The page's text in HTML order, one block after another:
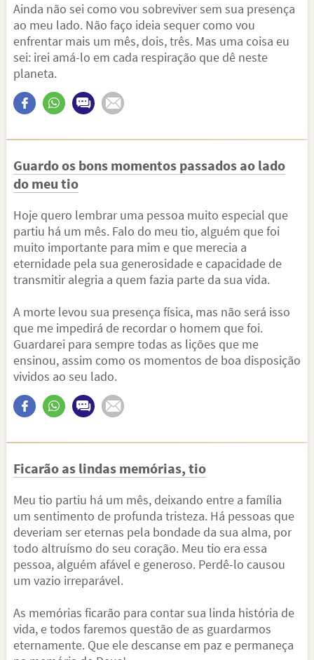
Ainda não sei como vou sobreviver sem sua presença
ao meu lado. Não faço ideia sequer como vou
enfrentar mais um mês, dois, três. Mas uma coisa eu
sei: irei amá-lo em cada respiração que dê neste
planeta.
Guardo os bons momentos passados ao lado
do meu tio
Hoje quero lembrar uma pessoa muito especial que
partiu há um mês. Falo do meu tio, alguém que foi
muito importante para mim e que merecia a
eternidade pela sua generosidade e capacidade de
transmitir alegria a quem fazia parte da sua vida.
A morte levou sua presença física, mas não será isso
que me impedirá de recordar o homem que foi.
Guardarei para sempre todas as lições que me
ensinou, assim como os momentos de boa disposição
vividos ao seu lado.
Ficarão as lindas memórias, tio
Meu tio partiu há um mês, deixando entre a família
um sentimento de profunda tristeza. Há pessoas que
deveriam ser eternas pela bondade da sua alma, por
todo altruísmo do seu coração. Meu tio era essa
pessoa, alguém afável e generoso. Perdê-lo causou
um vazio irreparável.
As memórias ficarão para contar sua linda história de
vida, e todos faremos questão de as guardarmos
eternamente. Que ele descanse em paz e permaneça